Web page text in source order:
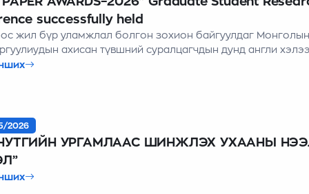
successfully held
жил бүр уламжлал болгон зохион байгуулдаг
ахисан түвшний суралцагчдын дунд англи
бичиж, илтгэл хэлэлцүүлдэг “Best Paper Awards” эрдэм
2026
УРГАМЛААС ШИНЖЛЭХ УХААНЫ